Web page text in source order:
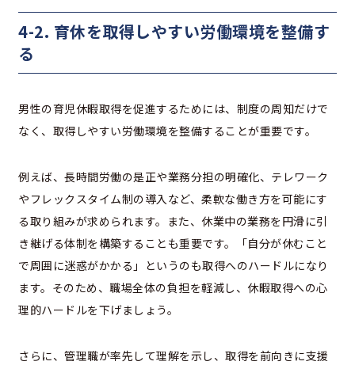
4-2. 育休を取得しやすい労働環境を整備す
る
男性の育児休暇取得を促進するためには、制度の周知だけで
なく、取得しやすい労働環境を整備することが重要です。
例えば、長時間労働の是正や業務分担の明確化、テレワーク
やフレックスタイム制の導入など、柔軟な働き方を可能にす
る取り組みが求められます。また、休業中の業務を円滑に引
き継げる体制を構築することも重要です。「自分が休むこと
で周囲に迷惑がかかる」というのも取得へのハードルになり
ます。そのため、職場全体の負担を軽減し、休暇取得への心
理的ハードルを下げましょう。
さらに、管理職が率先して理解を示し、取得を前向きに支援